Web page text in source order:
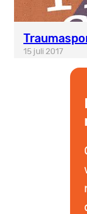
15 juli 2017